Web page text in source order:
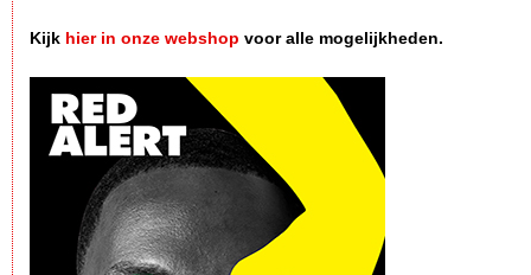
Kijk hier in onze webshop voor alle mogelijkheden.